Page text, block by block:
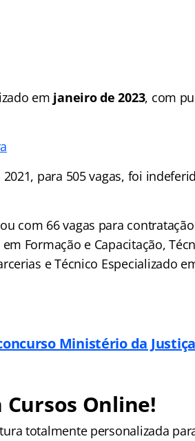
em janeiro de 2023, com
para 505 vagas, foi
com 66 vagas para
Formação e Capacitação,
e Técnico Especializado
Ministério da
Cursos Online!
totalmente personalizada